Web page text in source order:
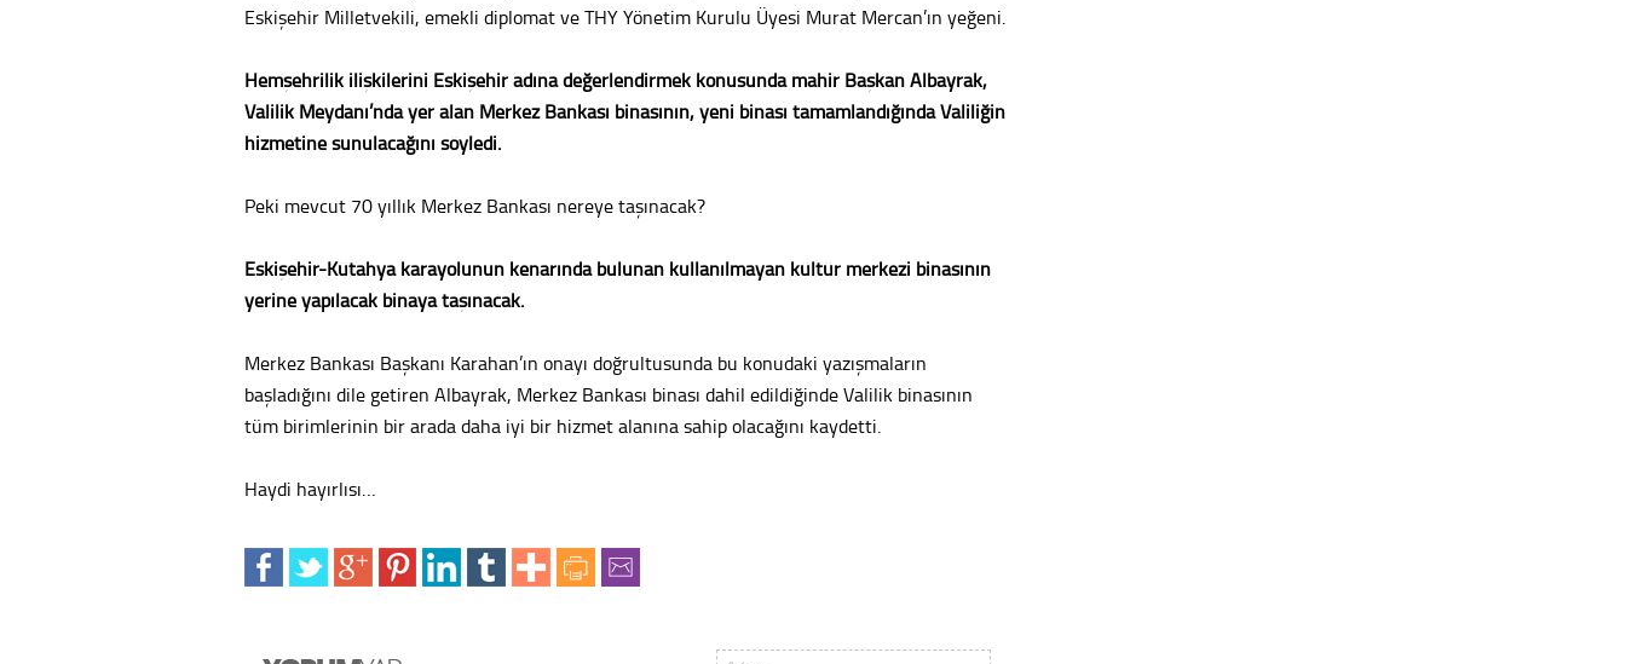
Eskişehir Milletvekili, emekli diplomat ve THY Yönetim Kurulu Üyesi Murat Mercan’ın yeğeni.
Hemşehrilik ilişkilerini Eskişehir adına değerlendirmek konusunda mahir Başkan Albayrak,
Valilik Meydanı’nda yer alan Merkez Bankası binasının, yeni binası tamamlandığında Valiliğin
hizmetine sunulacağını söyledi.
Peki mevcut 70 yıllık Merkez Bankası nereye taşınacak?
Eskişehir-Kütahya karayolunun kenarında bulunan kullanılmayan kültür merkezi binasının
yerine yapılacak binaya taşınacak.
Merkez Bankası Başkanı Karahan’ın onayı doğrultusunda bu konudaki yazışmaların
başladığını dile getiren Albayrak, Merkez Bankası binası dahil edildiğinde Valilik binasının
tüm birimlerinin bir arada daha iyi bir hizmet alanına sahip olacağını kaydetti.
Haydi hayırlısı…